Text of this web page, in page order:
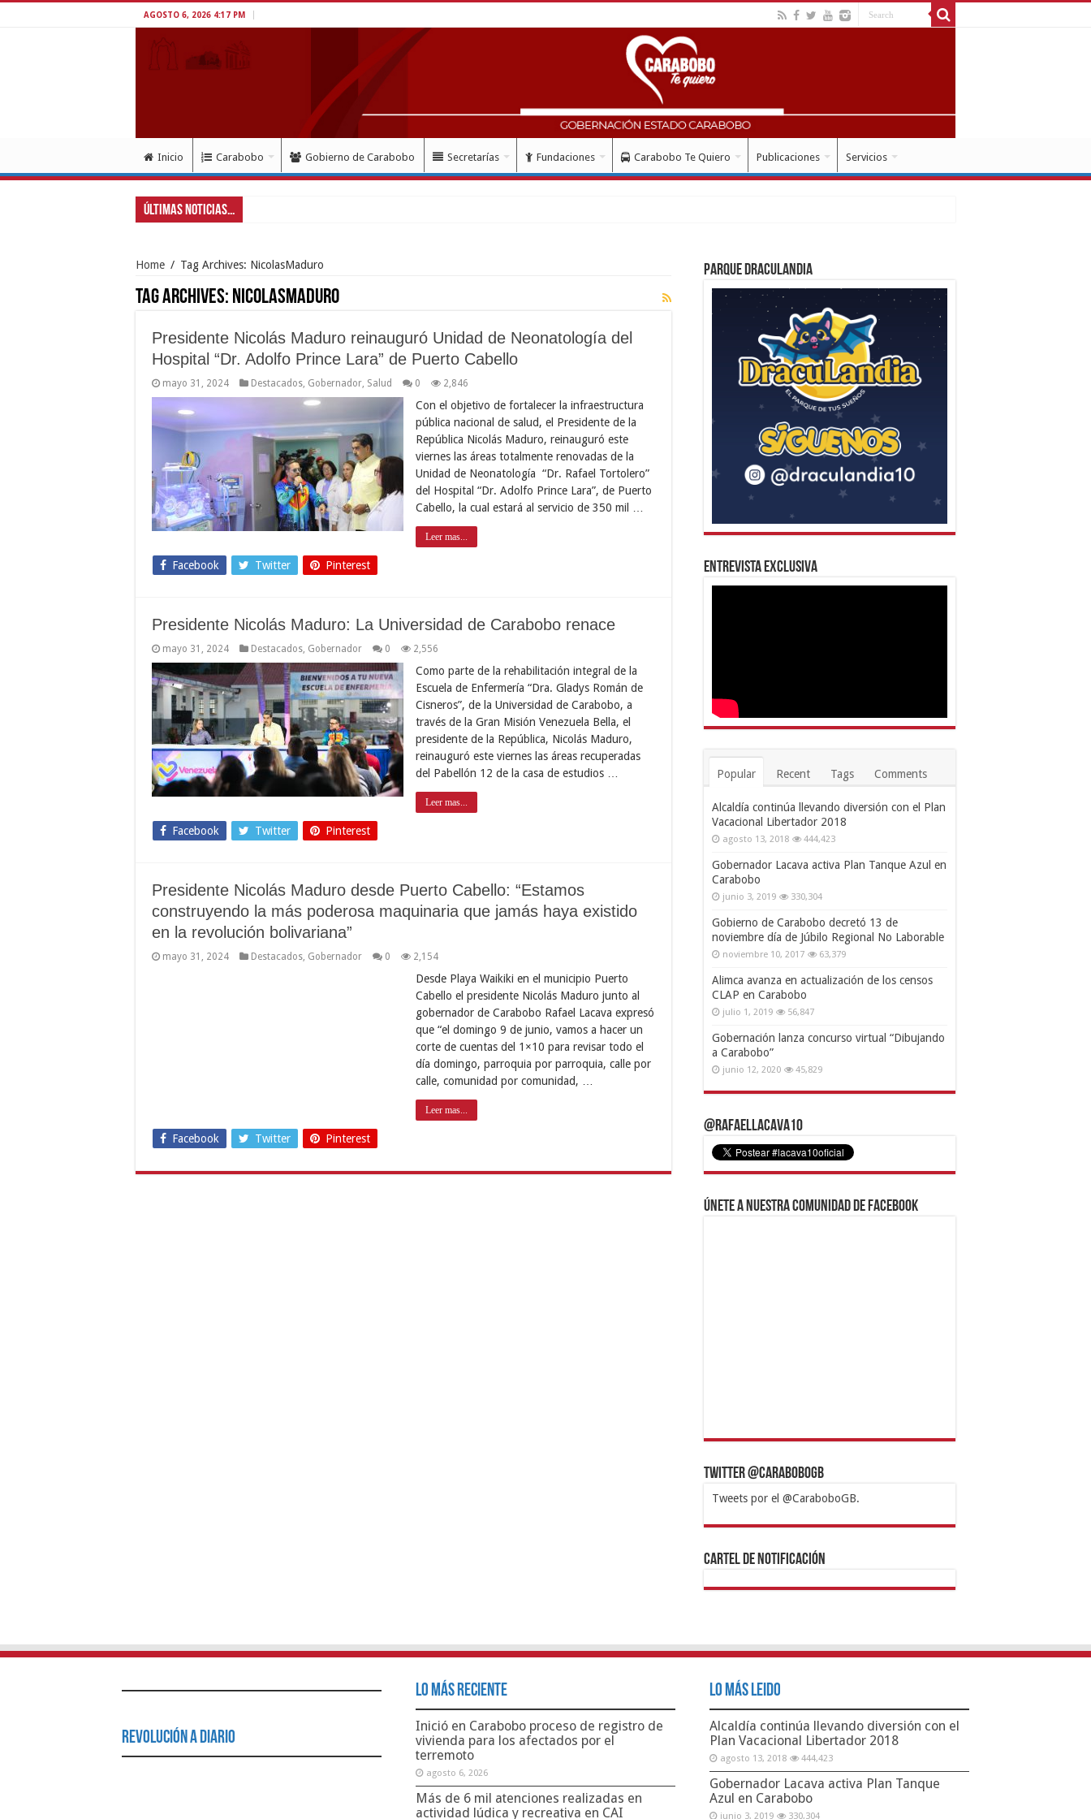
AGOSTO 6, 2026 4:17 PM
Inicio Carabobo Gobierno de Carabobo Secretarías Fundaciones Carabobo Te Quiero Publicaciones Servicios
Últimas Noticias...
Home / Tag Archives: NicolasMaduro
Tag Archives: NicolasMaduro
Presidente Nicolás Maduro reinauguró Unidad de Neonatología del
Hospital “Dr. Adolfo Prince Lara” de Puerto Cabello
mayo 31, 2024 Destacados Gobernador Salud 0 2,846
Con el objetivo de fortalecer la infraestructura
pública nacional de salud, el Presidente de la
República Nicolás Maduro, reinauguró este
viernes las áreas totalmente renovadas de la
Unidad de Neonatología “Dr. Rafael Tortolero”
del Hospital “Dr. Adolfo Prince Lara”, de Puerto
Cabello, la cual estará al servicio de 350 mil …
Leer mas...
Facebook Twitter Pinterest
Presidente Nicolás Maduro: La Universidad de Carabobo renace
mayo 31, 2024 Destacados Gobernador 0 2,556
Como parte de la rehabilitación integral de la
Escuela de Enfermería “Dra. Gladys Román de
Cisneros”, de la Universidad de Carabobo, a
través de la Gran Misión Venezuela Bella, el
presidente de la República, Nicolás Maduro,
reinauguró este viernes las áreas recuperadas
del Pabellón 12 de la casa de estudios …
Leer mas...
Facebook Twitter Pinterest
Presidente Nicolás Maduro desde Puerto Cabello: “Estamos
construyendo la más poderosa maquinaria que jamás haya existido
en la revolución bolivariana”
mayo 31, 2024 Destacados Gobernador 0 2,154
Desde Playa Waikiki en el municipio Puerto
Cabello el presidente Nicolás Maduro junto al
gobernador de Carabobo Rafael Lacava expresó
que “el domingo 9 de junio, vamos a hacer un
corte de cuentas del 1×10 para revisar todo el
día domingo, parroquia por parroquia, calle por
calle, comunidad por comunidad, …
Leer mas...
Facebook Twitter Pinterest
Parque Draculandia
Entrevista Exclusiva
Popular Recent Tags Comments
Alcaldía continúa llevando diversión con el Plan
Vacacional Libertador 2018
agosto 13, 2018 444,423
Gobernador Lacava activa Plan Tanque Azul en
Carabobo
junio 3, 2019 330,304
Gobierno de Carabobo decretó 13 de
noviembre día de Júbilo Regional No Laborable
noviembre 10, 2017 63,379
Alimca avanza en actualización de los censos
CLAP en Carabobo
julio 1, 2019 56,847
Gobernación lanza concurso virtual “Dibujando
a Carabobo”
junio 12, 2020 45,829
@RafaelLacava10
Únete a nuestra comunidad de Facebook
Twitter @CaraboboGB
Tweets por el @CaraboboGB.
1xbetBetturkeyBetistKralbetSupertotobetTipobet
https://mvbcasino.com/
Cartel de Notificación
Revolución a Diario
Lo Más Reciente
Inició en Carabobo proceso de registro de
vivienda para los afectados por el
terremoto
agosto 6, 2026
Más de 6 mil atenciones realizadas en
actividad lúdica y recreativa en CAI
Lo Más Leido
Alcaldía continúa llevando diversión con el
Plan Vacacional Libertador 2018
agosto 13, 2018 444,423
Gobernador Lacava activa Plan Tanque
Azul en Carabobo
junio 3, 2019 330,304